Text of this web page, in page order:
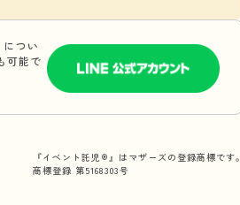
つい
可能で
『イベント託児®』はマザーズの登録商標です。
商標登録 第5168303号